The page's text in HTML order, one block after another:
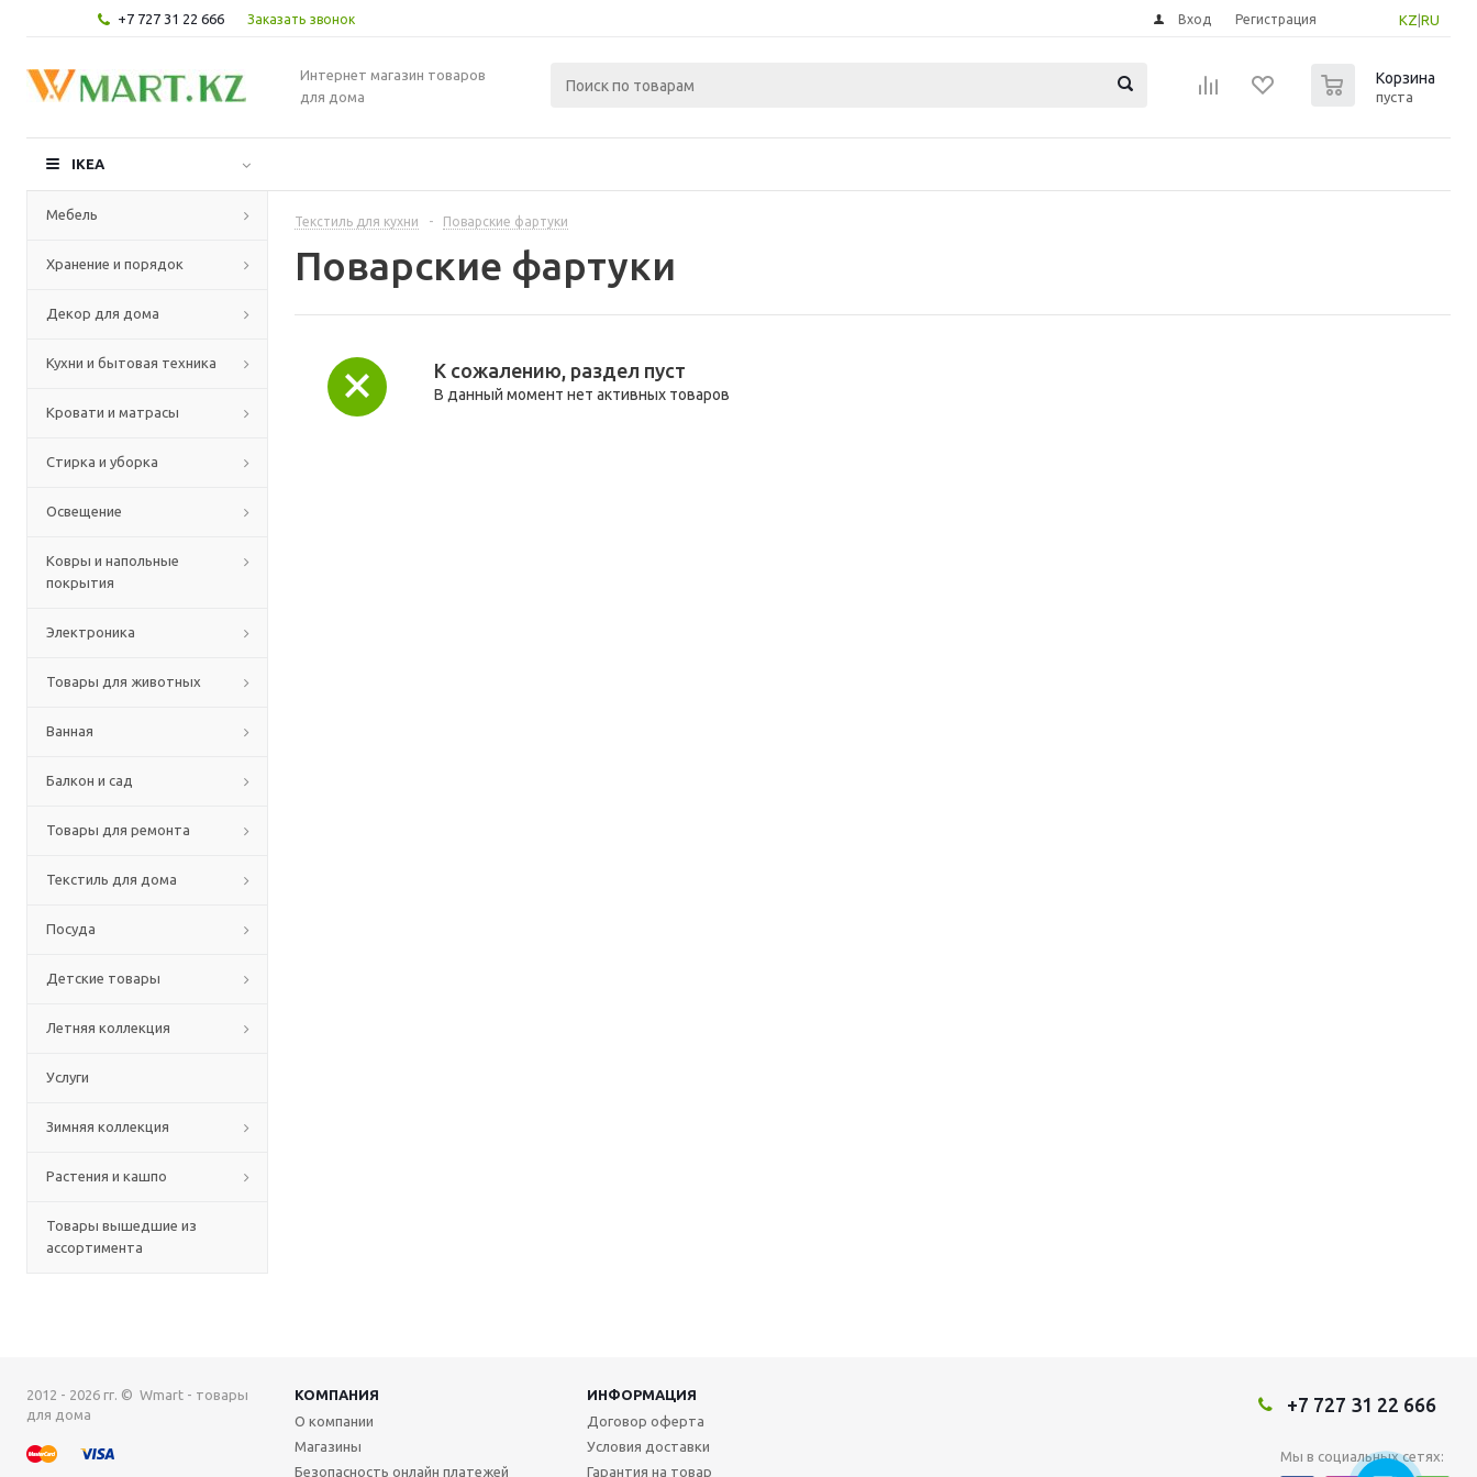
+7 727 31 22 666 Заказать звонок KZ RU
Вход Регистрация
Интернет магазин товаров
для дома
Корзина
пуста
IKEA
Мебель
Хранение и порядок
Декор для дома
Кухни и бытовая техника
Кровати и матрасы
Стирка и уборка
Освещение
Ковры и напольные
покрытия
Электроника
Товары для животных
Ванная
Балкон и сад
Товары для ремонта
Текстиль для дома
Посуда
Детские товары
Летняя коллекция
Услуги
Зимняя коллекция
Растения и кашпо
Товары вышедшие из
ассортимента
Текстиль для кухни - Поварские фартуки
Поварские фартуки
К сожалению, раздел пуст
В данный момент нет активных товаров
2012 - 2026 гг. © Wmart - товары
для дома
КОМПАНИЯ
ИНФОРМАЦИЯ
О компании
Магазины
Безопасность онлайн платежей
Договор оферта
Условия доставки
Гарантия на товар
+7 727 31 22 666
Мы в социальных сетях: